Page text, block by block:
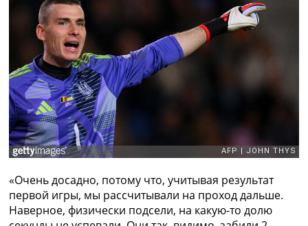
Categories
Главная
Новости футбола
Видео
Трансферы
Новости футбола Украины
Последние комментарии
Конкурс прогнозов
Логин
Правила
Коллективный прогноз
Турниры
«Очень досадно, потому что, учитывая результат
первой игры, мы рассчитывали на проход дальше.
Наверное, физически подсели, на какую-то долю